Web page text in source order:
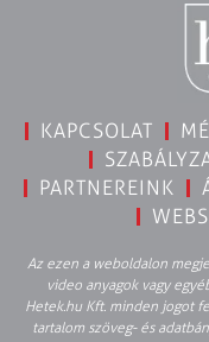
KAPCSOLAT
PARTNEREINK
Az ezen a weboldalon
video anyagok vagy
Hetek.hu Kft. minden jogot
tartalom szöveg- és